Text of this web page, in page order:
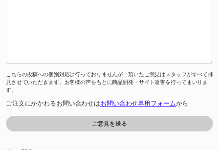
こちらの投稿への個別対応は行っておりませんが、頂いたご意見はスタッフがすべて拝
見させていただきます。お客様の声をもとに商品開発・サイト改善を行ってまいりま
す。
ご注文にかかわるお問い合わせはお問い合わせ専用フォームから